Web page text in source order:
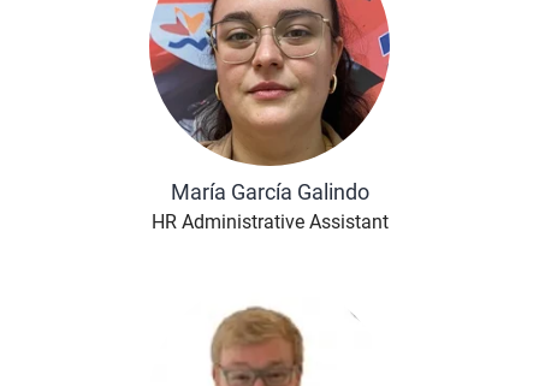
María García Galindo
HR Administrative Assistant